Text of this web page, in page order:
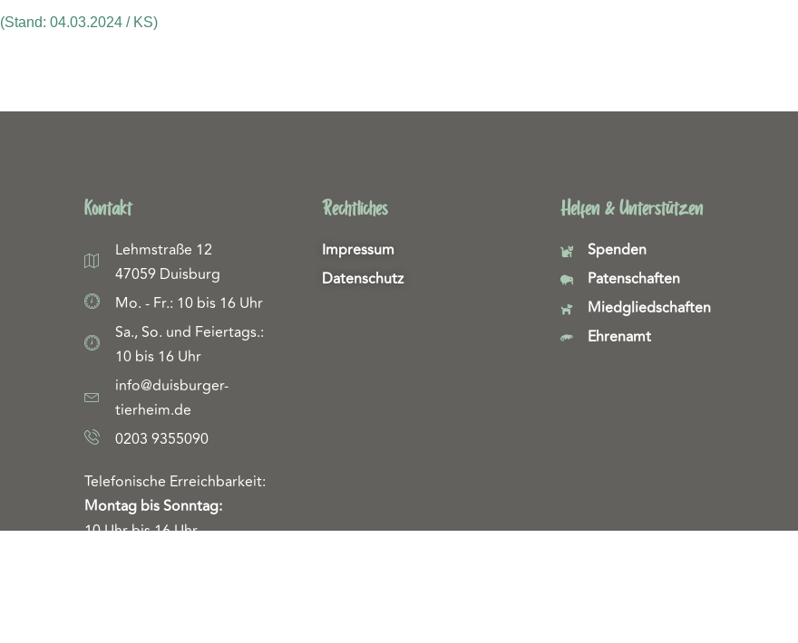
(Stand: 04.03.2024 / KS)
Kontakt
Lehmstraße 12
47059 Duisburg
Mo. - Fr.: 10 bis 16 Uhr
Sa., So. und Feiertags.:
10 bis 16 Uhr
info@duisburger-
tierheim.de
0203 9355090
Telefonische Erreichbarkeit:
Montag bis Sonntag:
10 Uhr bis 16 Uhr
Rechtliches
Impressum
Datenschutz
Helfen & Unterstützen
Spenden
Patenschaften
Miedgliedschaften
Ehrenamt